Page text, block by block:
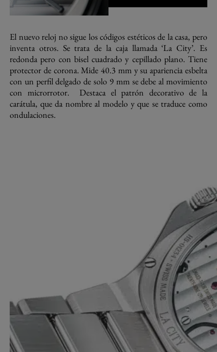
El nuevo reloj no sigue los códigos estéticos de la casa, pero
inventa otros. Se trata de la caja llamada ‘La City’. Es
redonda pero con bisel cuadrado y cepillado plano. Tiene
protector de corona. Mide 40.3 mm y su apariencia esbelta
con un perfil delgado de solo 9 mm se debe al movimiento
con microrrotor. Destaca el patrón decorativo de la
carátula, que da nombre al modelo y que se traduce como
ondulaciones.